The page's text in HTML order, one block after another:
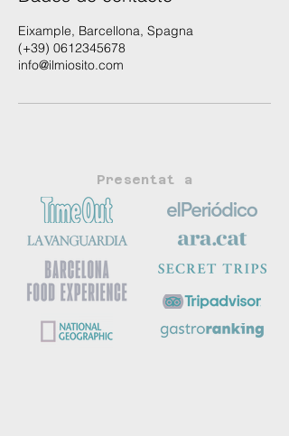
Eixample, Barcellona, Spagna
(+39) 0612345678
info@ilmiosito.com
Presentat a